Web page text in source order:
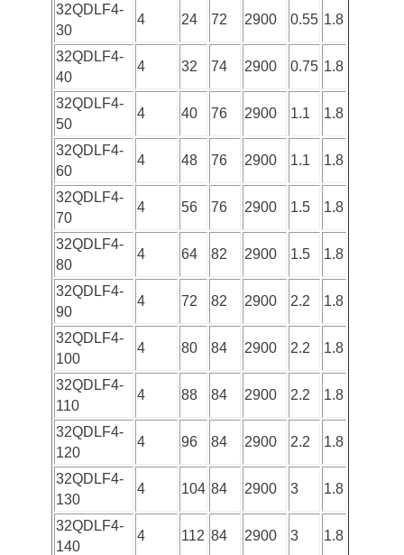
32QDLF4-
30
4 24 72 2900 0.55 1.8
32QDLF4-
40
4 32 74 2900 0.75 1.8
32QDLF4-
50
4 40 76 2900 1.1 1.8
32QDLF4-
60
4 48 76 2900 1.1 1.8
32QDLF4-
70
4 56 76 2900 1.5 1.8
32QDLF4-
80
4 64 82 2900 1.5 1.8
32QDLF4-
90
4 72 82 2900 2.2 1.8
32QDLF4-
100
4 80 84 2900 2.2 1.8
32QDLF4-
110
4 88 84 2900 2.2 1.8
32QDLF4-
120
4 96 84 2900 2.2 1.8
32QDLF4-
130
4 104 84 2900 3 1.8
32QDLF4-
140
4 112 84 2900 3 1.8